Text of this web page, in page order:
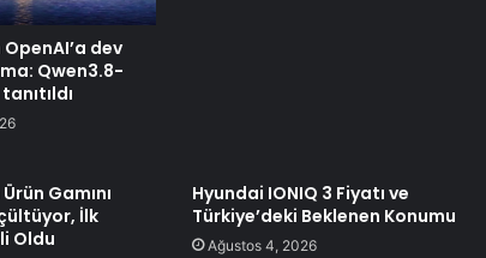
dev
Qwen3.8-
Gamını
İlk
Oldu
Hyundai IONIQ 3 Fiyatı ve
Türkiye’deki Beklenen Konumu
Ağustos 4, 2026